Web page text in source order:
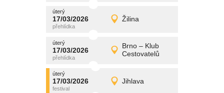
úterý
17/03/2026 Žilina
úterý
17/03/2026 Detail
promítání
úterý
17/03/2026
Brno – Klub
Cestovatelů
úterý
17/03/2026 Detail
promítání
úterý
17/03/2026 Jihlava
úterý
17/03/2026 Detail
promítání